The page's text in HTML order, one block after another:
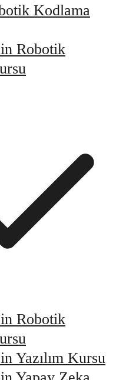
Kodlama
Robotik
Robotik
Yazılım Kursu